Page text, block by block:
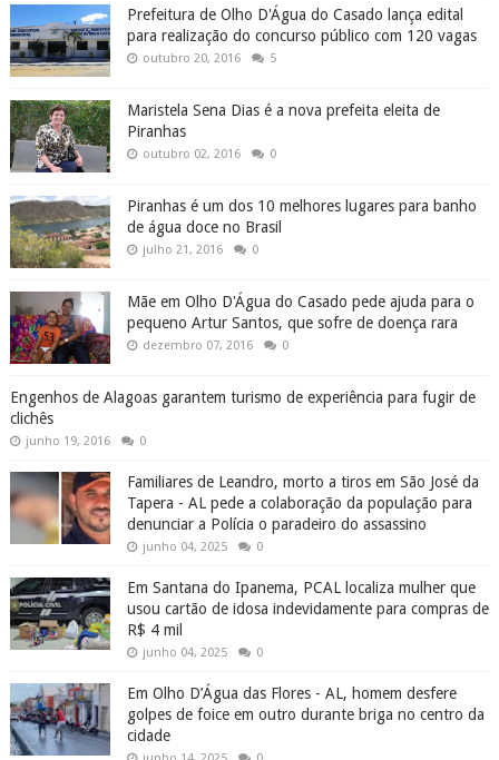
Prefeitura de Olho D'Água do Casado lança edital
para realização do concurso público com 120 vagas
outubro 20, 2016 5
Maristela Sena Dias é a nova prefeita eleita de
Piranhas
outubro 02, 2016 0
Piranhas é um dos 10 melhores lugares para banho
de água doce no Brasil
julho 21, 2016 0
Mãe em Olho D'Água do Casado pede ajuda para o
pequeno Artur Santos, que sofre de doença rara
dezembro 07, 2016 0
Engenhos de Alagoas garantem turismo de experiência para fugir de
clichês
junho 19, 2016 0
Familiares de Leandro, morto a tiros em São José da
Tapera - AL pede a colaboração da população para
denunciar a Polícia o paradeiro do assassino
junho 04, 2025 0
Em Santana do Ipanema, PCAL localiza mulher que
usou cartão de idosa indevidamente para compras de
R$ 4 mil
junho 04, 2025 0
Em Olho D’Água das Flores - AL, homem desfere
golpes de foice em outro durante briga no centro da
cidade